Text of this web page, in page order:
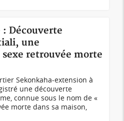
Découverte
une
retrouvée morte
Sekonkaha-extension à
une découverte
connue sous le nom de «
morte dans sa maison,